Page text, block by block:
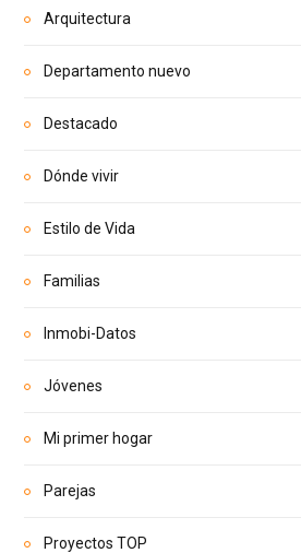
Arquitectura
Departamento nuevo
Destacado
Dónde vivir
Estilo de Vida
Familias
Inmobi-Datos
Jóvenes
Mi primer hogar
Parejas
Proyectos TOP